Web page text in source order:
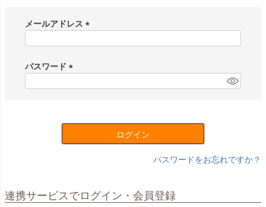
メールアドレス
)
パスワード
ログイン
パスワードをお忘れですか？
連携サービスでログイン・会員登録